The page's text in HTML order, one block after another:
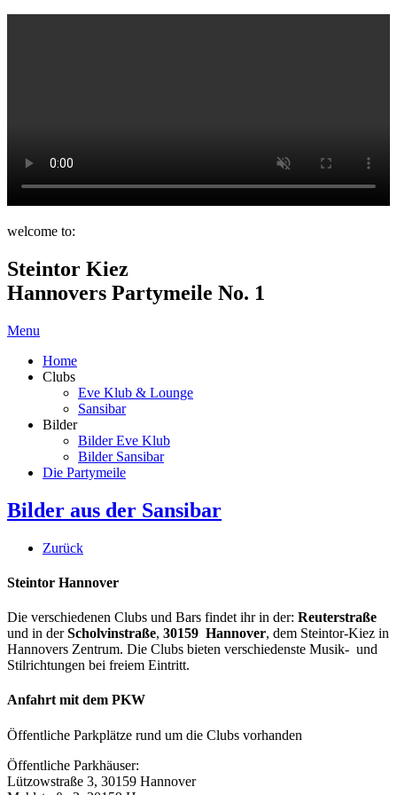
welcome to:
Steintor Kiez
Hannovers Partymeile No. 1
Menu
Home
Clubs
Eve Klub & Lounge
Sansibar
Bilder
Bilder Eve Klub
Bilder Sansibar
Die Partymeile
Bilder aus der Sansibar
Zurück
Steintor Hannover
Die verschiedenen Clubs und Bars findet ihr in der: Reuterstraße
und in derScholvinstraße, 30159 Hannover, dem Steintor-Kiez in
Hannovers Zentrum. Die Clubs bieten verschiedenste Musik- und
Stilrichtungen bei freiem Eintritt.
Anfahrt mit dem PKW
Öffentliche Parkplätze rund um die Clubs vorhanden
Öffentliche Parkhäuser:
Lützowstraße 3, 30159 Hannover